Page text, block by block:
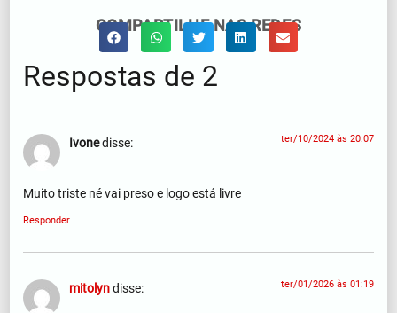
COMPARTILHE NAS REDES
Respostas de 2
Ivonedisse: ter/10/2024 às 20:07
Muito triste né vai preso e logo está livre
Responder
mitolyndisse: ter/01/2026 às 01:19